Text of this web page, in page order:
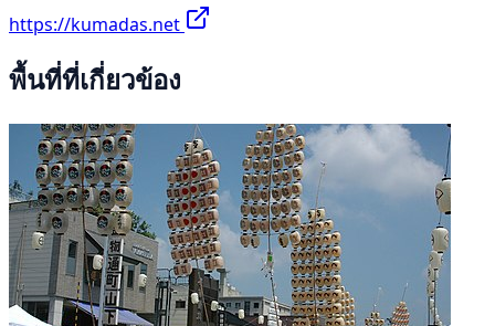
https://kumadas.net
พื้นที่ที่เกี่ยวข้อง